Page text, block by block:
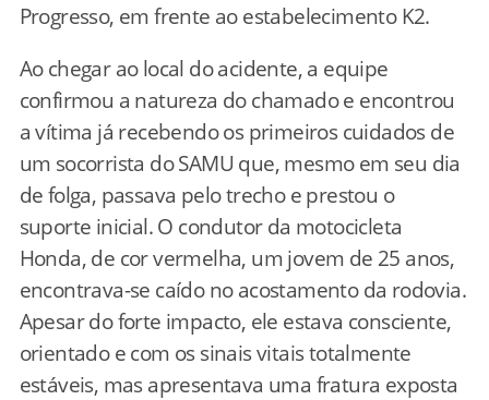
Progresso, em frente ao estabelecimento K2.
Ao chegar ao local do acidente, a equipe
confirmou a natureza do chamado e encontrou
a vítima já recebendo os primeiros cuidados de
um socorrista do SAMU que, mesmo em seu dia
de folga, passava pelo trecho e prestou o
suporte inicial. O condutor da motocicleta
Honda, de cor vermelha, um jovem de 25 anos,
encontrava-se caído no acostamento da rodovia.
Apesar do forte impacto, ele estava consciente,
orientado e com os sinais vitais totalmente
estáveis, mas apresentava uma fratura exposta